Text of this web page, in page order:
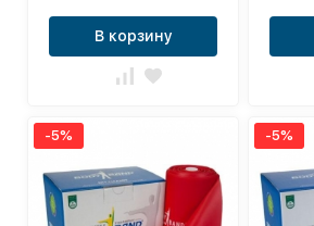
В корзину
-5% -5%